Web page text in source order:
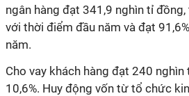
ngân hàng đạt 341,9 nghìn tỉ
với thời điểm đầu năm và đạt
năm.
Cho vay khách hàng đạt 240
10,6%. Huy động vốn từ tổ chức